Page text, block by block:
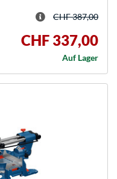
CHF 387,00
CHF 337,00
Auf Lager